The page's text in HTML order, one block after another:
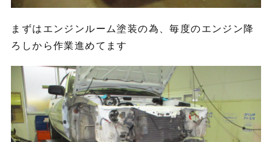
まずはエンジンルーム塗装の為、毎度のエンジン降
ろしから作業進めてます